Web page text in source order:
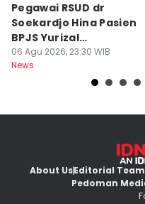
Pegawai RSUD dr
Soekardjo Hina Pasien
BPJS Yurizal
Mengundurkan Diri
06 Agu 2026, 23:30 WIB
News
About UsEditorial Team
Pedoman